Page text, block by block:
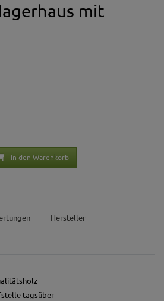
mit
in den Warenkorb
Hersteller
tagsüber